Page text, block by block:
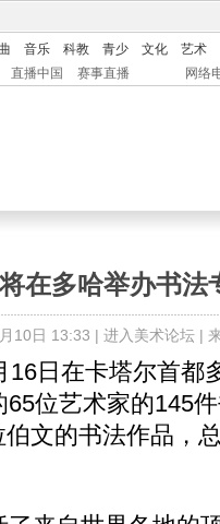
音乐 科教 青少 文化
艺术
直播中国 赛事直播 网络
在多哈举办书法
10日 13:33 | 进入美术论坛|
日在卡塔尔首都
位艺术家的145
文的书法作品，